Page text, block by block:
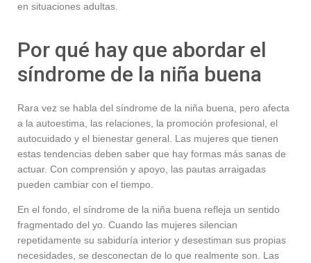
en situaciones adultas.
Por qué hay que abordar el
síndrome de la niña buena
Rara vez se habla del síndrome de la niña buena, pero afecta
a la autoestima, las relaciones, la promoción profesional, el
autocuidado y el bienestar general. Las mujeres que tienen
estas tendencias deben saber que hay formas más sanas de
actuar. Con comprensión y apoyo, las pautas arraigadas
pueden cambiar con el tiempo.
En el fondo, el síndrome de la niña buena refleja un sentido
fragmentado del yo. Cuando las mujeres silencian
repetidamente su sabiduría interior y desestiman sus propias
necesidades, se desconectan de lo que realmente son. Las